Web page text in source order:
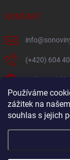
Používáme
zážitek na
souhlas s jejich
KONTAKT
info@
(+420) 604
Nejčerstvější
sonoviny.cz
Videorecepty